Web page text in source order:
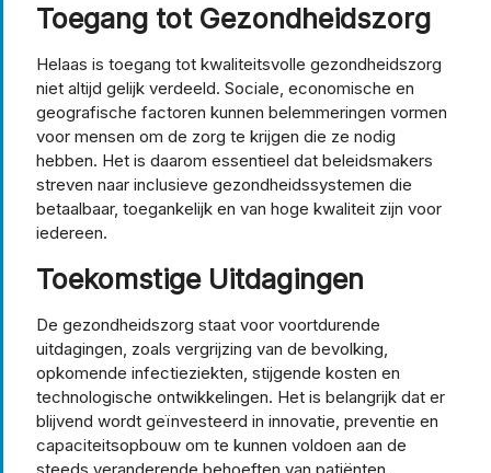
Toegang tot Gezondheidszorg
Helaas is toegang tot kwaliteitsvolle gezondheidszorg
niet altijd gelijk verdeeld. Sociale, economische en
geografische factoren kunnen belemmeringen vormen
voor mensen om de zorg te krijgen die ze nodig
hebben. Het is daarom essentieel dat beleidsmakers
streven naar inclusieve gezondheidssystemen die
betaalbaar, toegankelijk en van hoge kwaliteit zijn voor
iedereen.
Toekomstige Uitdagingen
De gezondheidszorg staat voor voortdurende
uitdagingen, zoals vergrijzing van de bevolking,
opkomende infectieziekten, stijgende kosten en
technologische ontwikkelingen. Het is belangrijk dat er
blijvend wordt geïnvesteerd in innovatie, preventie en
capaciteitsopbouw om te kunnen voldoen aan de
steeds veranderende behoeften van patiënten.